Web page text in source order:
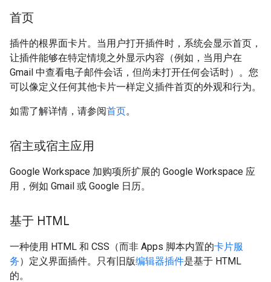
首页
插件的根界面卡片。当用户打开插件时，系统会显示首页，
让插件能够在特定情境之外显示内容（例如，当用户在
Gmail 中查看电子邮件会话，但尚未打开任何会话时）。您
可以像定义任何其他卡片一样定义插件首页的外观和行为。
如需了解详情，请参阅首页。
宿主或宿主应用
Google Workspace 加购项所扩展的 Google Workspace 应
用，例如 Gmail 或 Google 日历。
基于 HTML
一种使用 HTML 和 CSS（而非 Apps 脚本内置的卡片服
务）定义界面插件。只有旧版编辑器插件是基于 HTML
的。